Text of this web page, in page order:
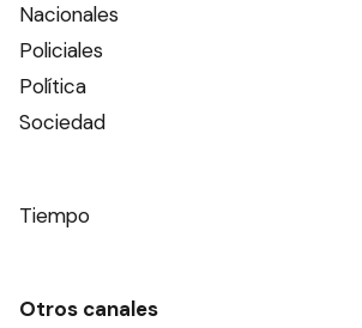
Nacionales
Policiales
Política
Sociedad
Tiempo
Otros canales